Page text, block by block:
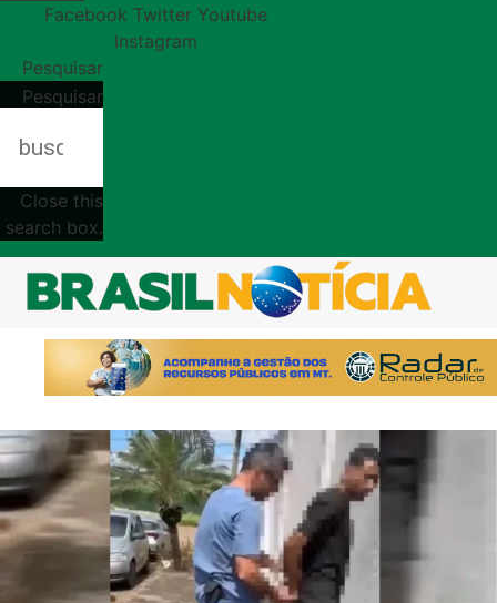
Facebook Twitter Youtube
Instagram
Pesquisar
Pesquisar
Close this
search box.